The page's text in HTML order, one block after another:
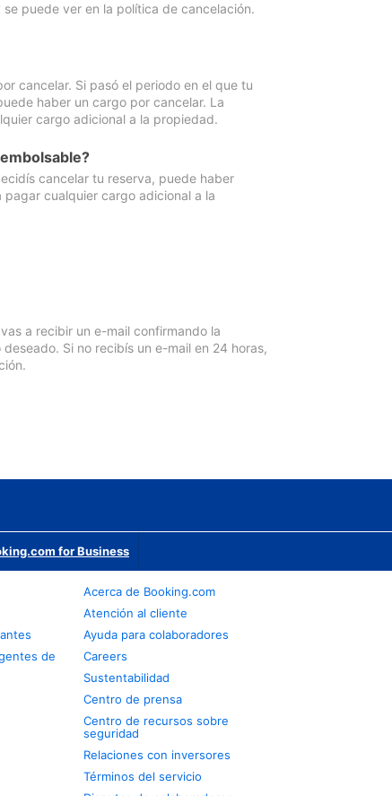
puede ver en la política de cancelación.
cancelar. Si pasó el periodo en el que tu
haber un cargo por cancelar. La
cargo adicional a la propiedad.
cancelar tu reserva, puede haber
cualquier cargo adicional a la
a recibir un e-mail confirmando la
Si no recibís un e-mail en 24 horas,
for Business
de
Acerca de Booking.com
Atención al cliente
Ayuda para colaboradores
Careers
Sustentabilidad
Centro de prensa
Centro de recursos sobre
seguridad
Relaciones con inversores
Términos del servicio